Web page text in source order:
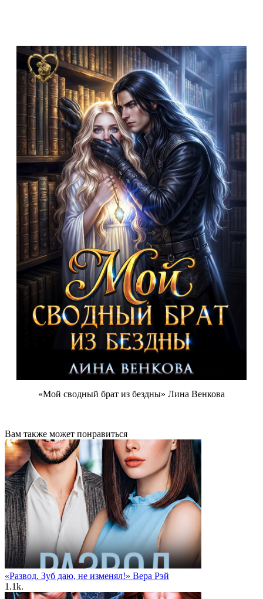
«Мой сводный брат из бездны» Лина Венкова
Вам также может понравиться
«Развод. Зуб даю, не изменял!» Вера Рэй
1.1k.